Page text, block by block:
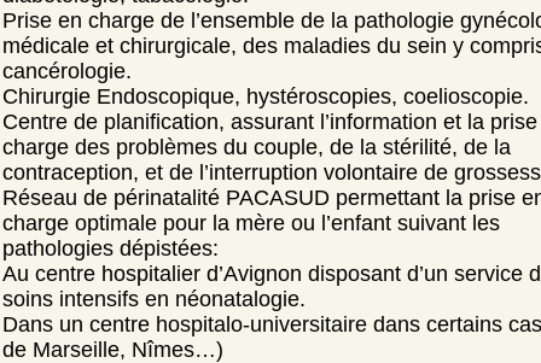
Prise en charge de l’ensemble de la pathologie
médicale et chirurgicale, des maladies du sein y
cancérologie.
Chirurgie Endoscopique, hystéroscopies, coelioscopie.
Centre de planification, assurant l’information et la
charge des problèmes du couple, de la stérilité, de la
contraception, et de l’interruption volontaire de
Réseau de périnatalité PACASUD permettant la prise
charge optimale pour la mère ou l’enfant suivant les
pathologies dépistées:
Au centre hospitalier d’Avignon disposant d’un service
soins intensifs en néonatalogie.
Dans un centre hospitalo-universitaire dans certains
de Marseille, Nîmes…)